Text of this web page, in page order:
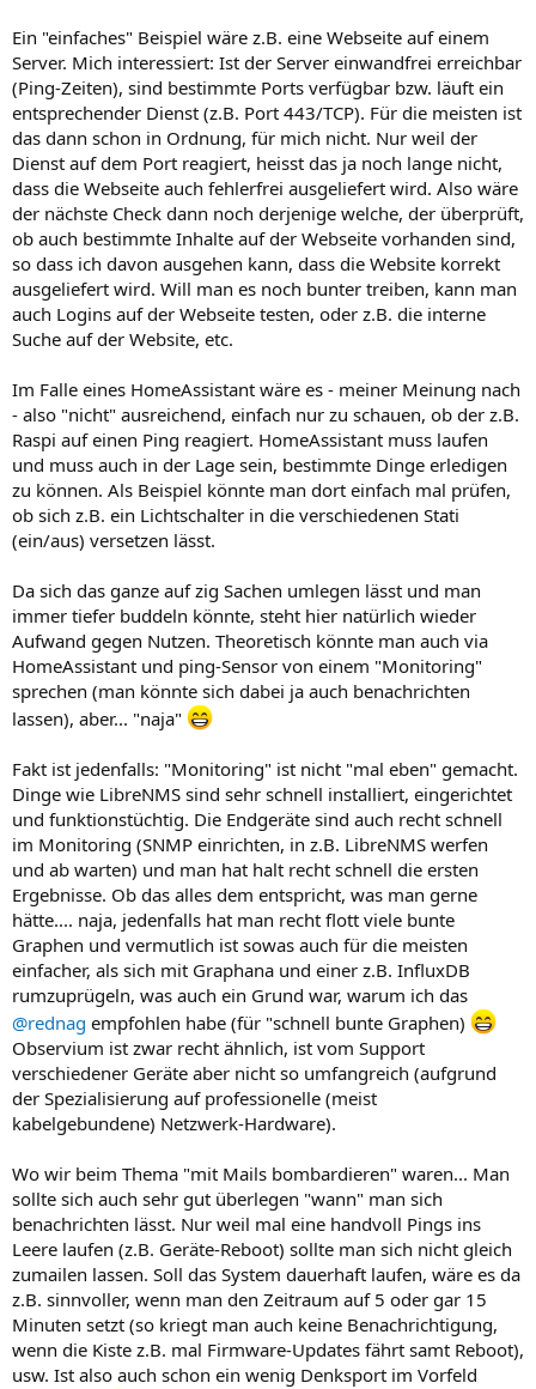
Ein "einfaches" Beispiel wäre z.B. eine Webseite auf einem
Server. Mich interessiert: Ist der Server einwandfrei erreichbar
(Ping-Zeiten), sind bestimmte Ports verfügbar bzw. läuft ein
entsprechender Dienst (z.B. Port 443/TCP). Für die meisten ist
das dann schon in Ordnung, für mich nicht. Nur weil der
Dienst auf dem Port reagiert, heisst das ja noch lange nicht,
dass die Webseite auch fehlerfrei ausgeliefert wird. Also wäre
der nächste Check dann noch derjenige welche, der überprüft,
ob auch bestimmte Inhalte auf der Webseite vorhanden sind,
so dass ich davon ausgehen kann, dass die Website korrekt
ausgeliefert wird. Will man es noch bunter treiben, kann man
auch Logins auf der Webseite testen, oder z.B. die interne
Suche auf der Website, etc.
Im Falle eines HomeAssistant wäre es - meiner Meinung nach
- also "nicht" ausreichend, einfach nur zu schauen, ob der z.B.
Raspi auf einen Ping reagiert. HomeAssistant muss laufen
und muss auch in der Lage sein, bestimmte Dinge erledigen
zu können. Als Beispiel könnte man dort einfach mal prüfen,
ob sich z.B. ein Lichtschalter in die verschiedenen Stati
(ein/aus) versetzen lässt.
Da sich das ganze auf zig Sachen umlegen lässt und man
immer tiefer buddeln könnte, steht hier natürlich wieder
Aufwand gegen Nutzen. Theoretisch könnte man auch via
HomeAssistant und ping-Sensor von einem "Monitoring"
sprechen (man könnte sich dabei ja auch benachrichten
lassen), aber... "naja"
Fakt ist jedenfalls: "Monitoring" ist nicht "mal eben" gemacht.
Dinge wie LibreNMS sind sehr schnell installiert, eingerichtet
und funktionstüchtig. Die Endgeräte sind auch recht schnell
im Monitoring (SNMP einrichten, in z.B. LibreNMS werfen
und ab warten) und man hat halt recht schnell die ersten
Ergebnisse. Ob das alles dem entspricht, was man gerne
hätte.... naja, jedenfalls hat man recht flott viele bunte
Graphen und vermutlich ist sowas auch für die meisten
einfacher, als sich mit Graphana und einer z.B. InfluxDB
rumzuprügeln, was auch ein Grund war, warum ich das
@rednag empfohlen habe (für "schnell bunte Graphen)
Observium ist zwar recht ähnlich, ist vom Support
verschiedener Geräte aber nicht so umfangreich (aufgrund
der Spezialisierung auf professionelle (meist
kabelgebundene) Netzwerk-Hardware).
Wo wir beim Thema "mit Mails bombardieren" waren... Man
sollte sich auch sehr gut überlegen "wann" man sich
benachrichten lässt. Nur weil mal eine handvoll Pings ins
Leere laufen (z.B. Geräte-Reboot) sollte man sich nicht gleich
zumailen lassen. Soll das System dauerhaft laufen, wäre es da
z.B. sinnvoller, wenn man den Zeitraum auf 5 oder gar 15
Minuten setzt (so kriegt man auch keine Benachrichtigung,
wenn die Kiste z.B. mal Firmware-Updates fährt samt Reboot),
usw. Ist also auch schon ein wenig Denksport im Vorfeld